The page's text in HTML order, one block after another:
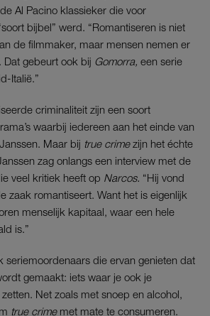
Al Pacino klassieker die voor
bijbel” werd. “Romantiseren is niet
de filmmaker, maar mensen nemen er
gebeurt ook bij Gomorra, een serie
Italië.”
criminaliteit zijn een soort
waarbij iedereen aan het einde van
Maar bij true crimezijn het échte
zag onlangs een interview met de
veel kritiek heeft op Narcos. “Hij vond
zaak romantiseert. Want het is eigenlijk
menselijk kapitaal, waar een hele
is.”
seriemoordenaars die ervan genieten dat
gemaakt: iets waar je ook je
Net zoals met snoep en alcohol,
true crime met mate te consumeren.